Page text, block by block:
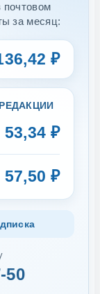
почтовом
за месяц:
₽
53,34 ₽
57,50 ₽
50